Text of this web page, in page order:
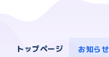
トップページ お知らせ